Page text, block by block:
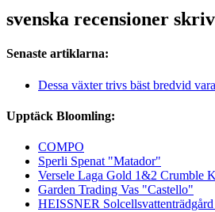
svenska recensioner
Senaste artiklarna:
Dessa växter trivs bäst bredvid
Upptäck Bloomling:
COMPO
Sperli Spenat "Matador"
Versele Laga Gold 1&2 Crumble
Garden Trading Vas "Castello"
HEISSNER